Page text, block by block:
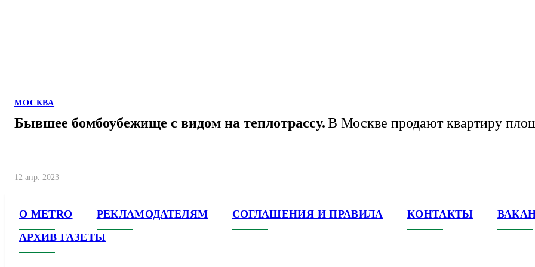
МОСКВА
Бывшее бомбоубежище с видом на теплотрассу.В Москве продают квартиру
12 апр. 2023
О METRO РЕКЛАМОДАТЕЛЯМ СОГЛАШЕНИЯ И ПРАВИЛА КОНТАКТЫ
АРХИВ ГАЗЕТЫ